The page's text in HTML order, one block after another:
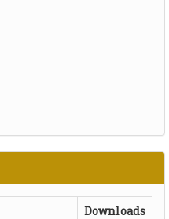
Downloads